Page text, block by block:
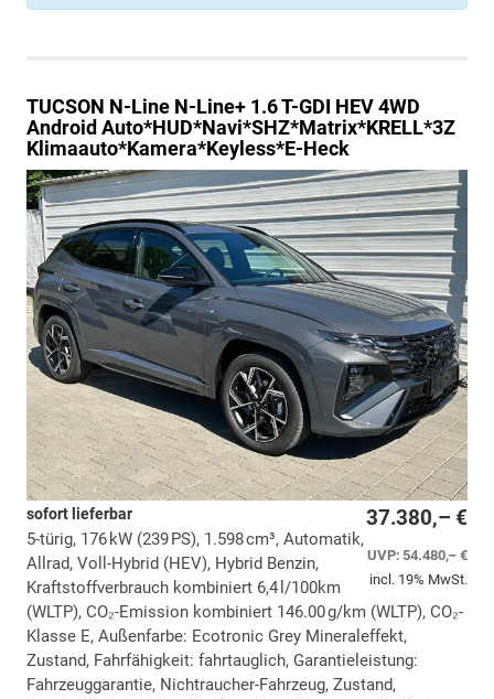
TUCSON N-Line N-Line+ 1.6 T-GDI HEV 4WD
Android Auto*HUD*Navi*SHZ*Matrix*KRELL*3Z
Klimaauto*Kamera*Keyless*E-Heck
37.380,– €
UVP:54.480,– €
incl. 19% MwSt.
sofort lieferbar
5-türig, 176 kW (239 PS), 1.598 cm³, Automatik,
Allrad, Voll-Hybrid (HEV), Hybrid Benzin,
Kraftstoffverbrauch kombiniert 6,4 l/100km
(WLTP), CO₂-Emission kombiniert 146.00 g/km (WLTP), CO₂-
Klasse E, Außenfarbe: Ecotronic Grey Mineraleffekt,
Zustand, Fahrfähigkeit: fahrtauglich, Garantieleistung:
Fahrzeuggarantie, Nichtraucher-Fahrzeug, Zustand,